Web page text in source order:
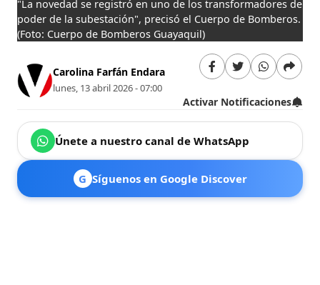
"La novedad se registró en uno de los transformadores de
poder de la subestación", precisó el Cuerpo de Bomberos.
(Foto: Cuerpo de Bomberos Guayaquil)
Carolina Farfán Endara
lunes, 13 abril 2026 - 07:00
Activar Notificaciones
Únete a nuestro canal de WhatsApp
G Síguenos en Google Discover